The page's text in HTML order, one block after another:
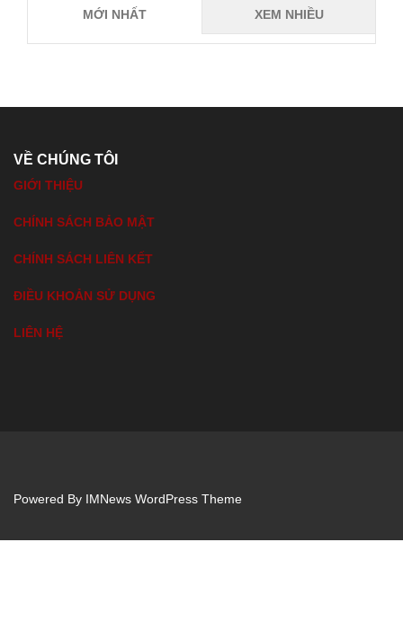
MỚI NHẤT XEM NHIỀU
VỀ CHÚNG TÔI
GIỚI THIỆU
CHÍNH SÁCH BẢO MẬT
CHÍNH SÁCH LIÊN KẾT
ĐIỀU KHOẢN SỬ DỤNG
LIÊN HỆ
Powered By IMNews WordPress Theme